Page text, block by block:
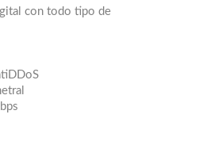
con todo tipo de